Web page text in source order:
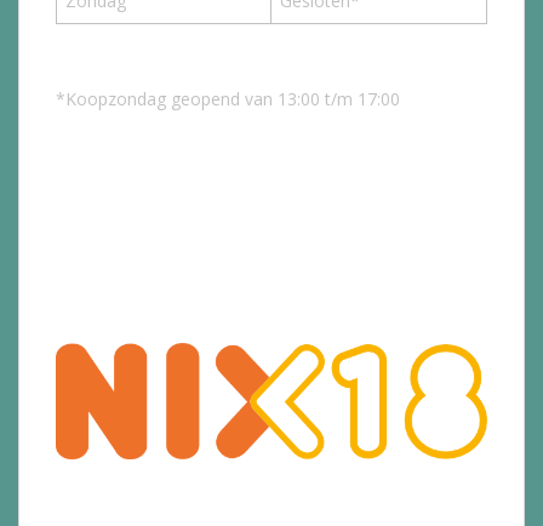
*Koopzondag geopend van 13:00 t/m 17:00